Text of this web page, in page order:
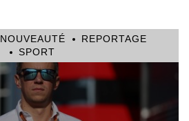
NOUVEAUTÉ
REPORTAGE
SPORT